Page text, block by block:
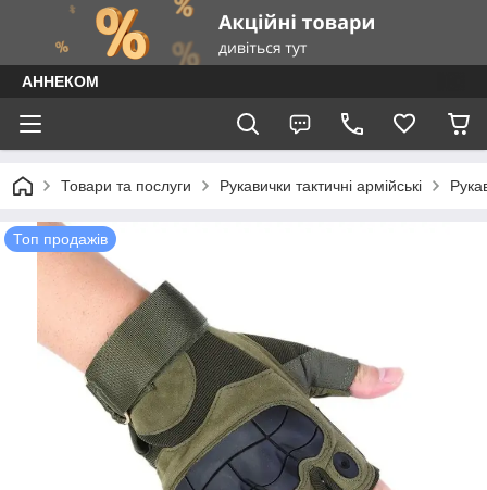
АННЕКОМ
Товари та послуги Рукавички тактичні армійські
Топ продажів